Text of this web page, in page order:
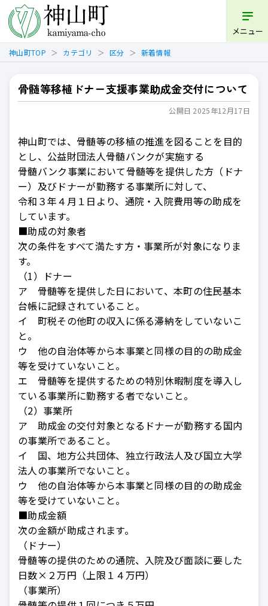
メニュー
神山町TOP カテゴリ 区分 新着情報
骨髄等移植ドナー支援事業助成金交付について
公開日 2025年12月17日
神山町では、骨髄等の移植の推進を図ることを目的
とし、公益財団法人骨髄バンクが実施する
骨髄バンク事業において骨髄等を提供した方（ドナ
ー）及びドナーが勤務する事業所に対して、
令和３年４月１日より、通院・入院費用等の助成を
しています。
■助成の対象者
次の条件をすべて満たす方・事業所が対象になりま
す。
（1）ドナー
ア 骨髄等を提供した日において、本町の住民基本
台帳に記録されていること。
イ 町税その他町の収入に係る滞納をしていないこ
と。
ウ 他の自治体等から本事業と同様の目的の助成金
等を受けていないこと。
エ 骨髄等を提供するための特別休暇制度を導入し
ている事業所に勤務する者でないこと。
（2）事業所
ア 助成金の交付対象となるドナーが勤務する国内
の事業所であること。
イ 国、地方公共団体、独立行政法人及び国立大学
法人の事業所でないこと。
ウ 他の自治体等から本事業と同様の目的の助成金
等を受けていないこと。
■助成金額
次の金額が助成されます。
（ドナー）
骨髄等の提供のための通院、入院及び面談に要した
日数×２万円（上限１４万円）
（事業所）